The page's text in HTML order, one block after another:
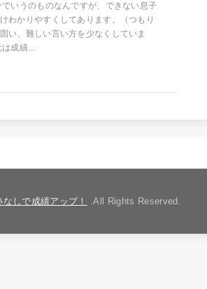
いうのものなんですが、できない息子
わかりやすくしてあります。（つもり
い、難しい言い方を少なくしていま
成績...
なしで成績アップ！ .All Rights Reserved.